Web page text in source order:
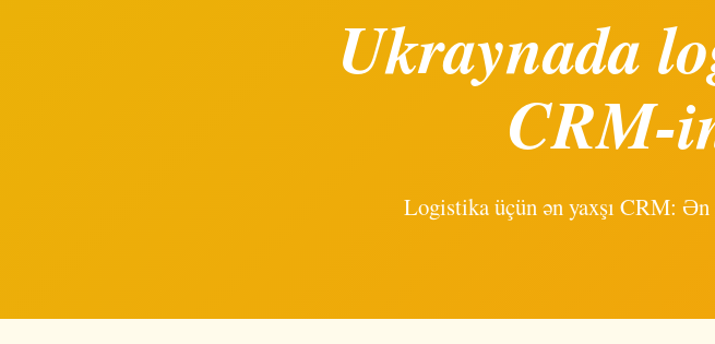
Ukraynada
CRM-
Logistika üçün ən yaxşı CRM: Ən